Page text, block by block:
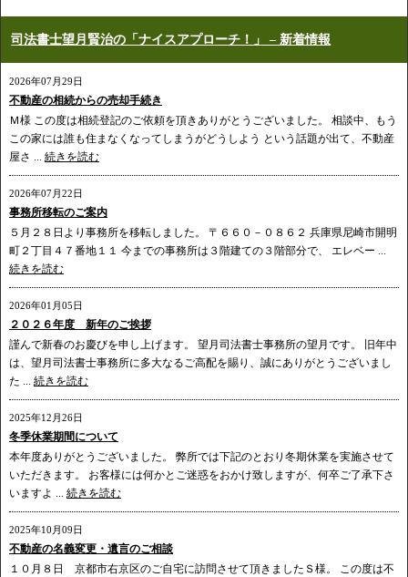
司法書士望月賢治の「ナイスアプローチ！」 – 新着情報
2026年07月29日
不動産の相続からの売却手続き
Ｍ様 この度は相続登記のご依頼を頂きありがとうございました。 相談中、もう
この家には誰も住まなくなってしまうがどうしよう という話題が出て、不動産
屋さ ... 続きを読む
2026年07月22日
事務所移転のご案内
５月２８日より事務所を移転しました。 〒６６０－０８６２ 兵庫県尼崎市開明
町２丁目４７番地１１ 今までの事務所は３階建ての３階部分で、 エレベー ...
続きを読む
2026年01月05日
２０２６年度 新年のご挨拶
謹んで新春のお慶びを申し上げます。 望月司法書士事務所の望月です。 旧年中
は、望月司法書士事務所に多大なるご高配を賜り、誠にありがとうございまし
た ... 続きを読む
2025年12月26日
冬季休業期間について
本年度ありがとうございました。 弊所では下記のとおり冬期休業を実施させて
いただきます。 お客様には何かとご迷惑をおかけ致しますが、何卒ご了承下さ
いますよ ... 続きを読む
2025年10月09日
不動産の名義変更・遺言のご相談
１０月８日 京都市右京区のご自宅に訪問させて頂きましたＳ様。 この度は不